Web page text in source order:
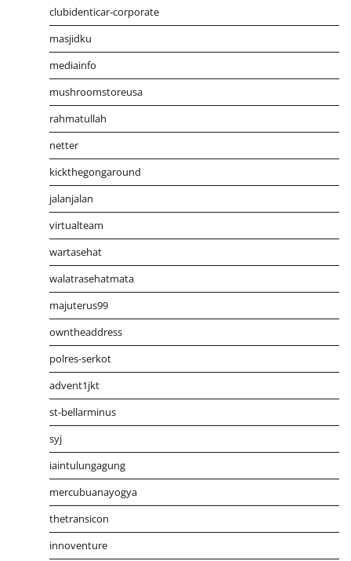
clubidenticar-corporate
masjidku
mediainfo
mushroomstoreusa
rahmatullah
netter
kickthegongaround
jalanjalan
virtualteam
wartasehat
walatrasehatmata
majuterus99
owntheaddress
polres-serkot
advent1jkt
st-bellarminus
syj
iaintulungagung
mercubuanayogya
thetransicon
innoventure